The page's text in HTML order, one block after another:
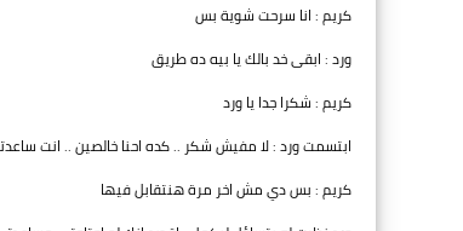
كريم : انا سرحت شوية بس
ورد : ابقى خد بالك يا بيه ده طريق
كريم : شكرا جدا يا ورد
ابتسمت ورد : لا مفيش شكر .. كده احنا خالصين .. انت
كريم : بس دي مش اخر مرة هنتقابل فيها